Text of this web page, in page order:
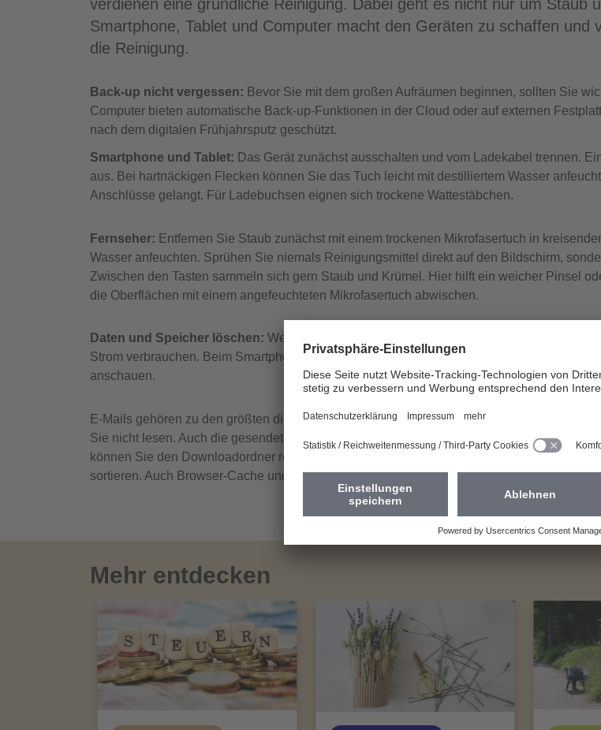
verdienen eine gründliche Reinigung. Dabei geht es nicht nur um Staub
Smartphone, Tablet und Computer macht den Geräten zu schaffen
die Reinigung.
Back-up nicht vergessen: Bevor Sie mit dem großen Aufräumen beginnen, sollten Sie
Computer bieten automatische Back-up-Funktionen in der Cloud oder auf externen
nach dem digitalen Frühjahrsputz geschützt.
Smartphone und Tablet: Das Gerät zunächst ausschalten und vom Ladekabel trennen.
aus. Bei hartnäckigen Flecken können Sie das Tuch leicht mit destilliertem Wasser
Anschlüsse gelangt. Für Ladebuchsen eignen sich trockene Wattestäbchen.
Fernseher: Entfernen Sie Staub zunächst mit einem trockenen Mikrofasertuch in
Wasser anfeuchten. Sprühen Sie niemals Reinigungsmittel direkt auf den Bildschirm,
Zwischen den Tasten sammeln sich gern Staub und Krümel. Hier hilft ein weicher Pinsel
die Oberflächen mit einem angefeuchteten Mikrofasertuch abwischen.
Daten und Speicher löschen: Wer unnötige Daten löscht, spart CO₂. Der Grund: Die
Strom verbrauchen. Beim Smartphone sollten Sie ungenutzte Apps deinstallieren und
anschauen.
E-Mails gehören zu den größten digitalen Energiefressern. Löschen Sie alte Mails,
Sie nicht lesen. Auch die gesendeten Mails mit ihren Anhängen sind oft versteckte
können Sie den Downloadordner regelmäßig leeren, doppelte Dateien aufspüren und
sortieren. Auch Browser-Cache und Cookies sollten regelmäßig gelöscht werden.
Mehr entdecken